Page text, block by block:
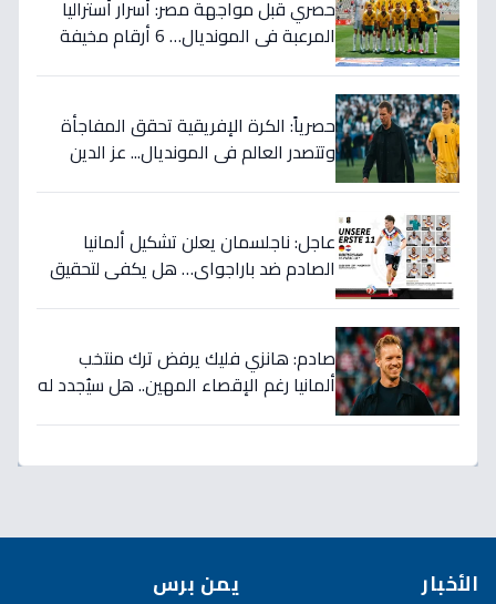
حصري قبل مواجهة مصر: أسرار أستراليا
المرعبة في المونديال… 6 أرقام مخيفة
حصرياً: الكرة الإفريقية تحقق المفاجأة
وتتصدر العالم في المونديال... عز الدين
عاجل: ناجلسمان يعلن تشكيل ألمانيا
الصادم ضد باراجواي… هل يكفي لتحقيق
صادم: هانزي فليك يرفض ترك منتخب
ألمانيا رغم الإقصاء المهين.. هل سيُجدد له
الأخبار يمن برس